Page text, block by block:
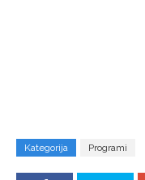
Kategorija Programi